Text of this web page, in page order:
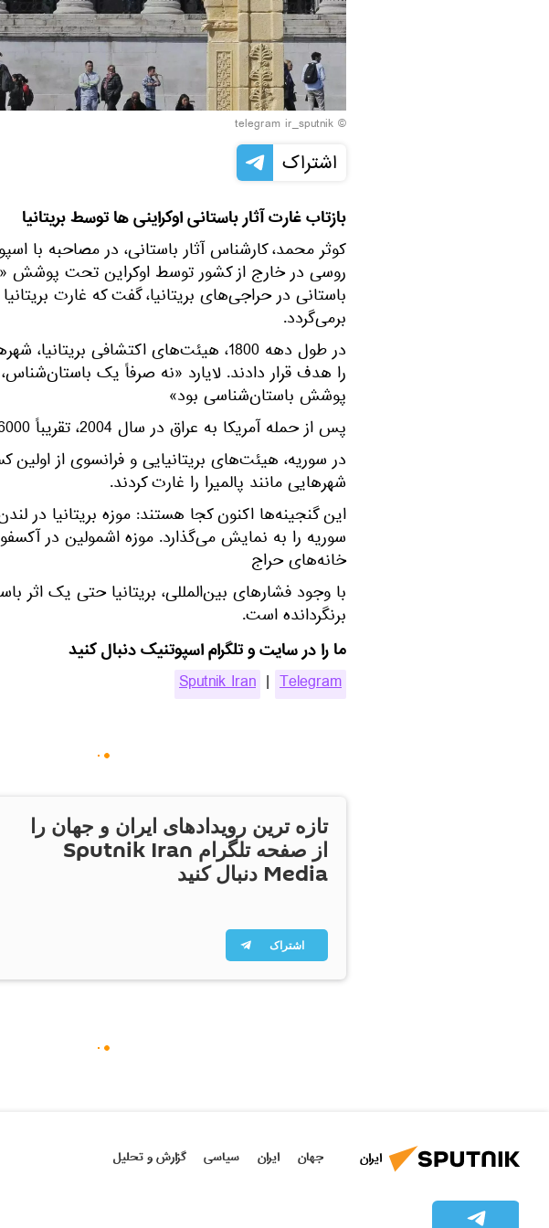
© telegram ir_sputnik
اشتراک
بازتاب غارت آثار باستانی اوکراینی ها توسط بریتانیا
کوثر محمد، کارشناس آثار باستانی، در مصاحبه با
روسی در خارج از کشور توسط اوکراین تحت پوشش
باستانی در حراجی‌های بریتانیا، گفت که غارت
برمی‌گردد.
در طول دهه 1800، هیئت‌های اکتشافی
را هدف قرار دادند. لایارد «نه صرفاً یک
پوشش باستان‌شناسی بود»
پس از حمله آمریکا به عراق در سال 2004، تقریباً 16000 اثر باستانی غارت شد.
شهرهایی مانند پالمیرا را غارت کردند.
این گنجینه‌ها اکنون کجا هستند: موزه بریتانیا در
سوریه را به نمایش می‌گذارد. موزه اشمولین در
خانه‌های حراج
با وجود فشارهای بین‌المللی، بریتانیا حتی یک اثر
برنگردانده است.
ما را در سایت و تلگرام اسپوتنیک دنبال کنید
Sputnik Iran | Telegram
تازه ترین رویدادهای ایران و جهان را
از صفحه تلگرام Sputnik Iran
Media دنبال کنید
اشتراک
ایران جهان ایران سیاسی گزارش و تحلیل